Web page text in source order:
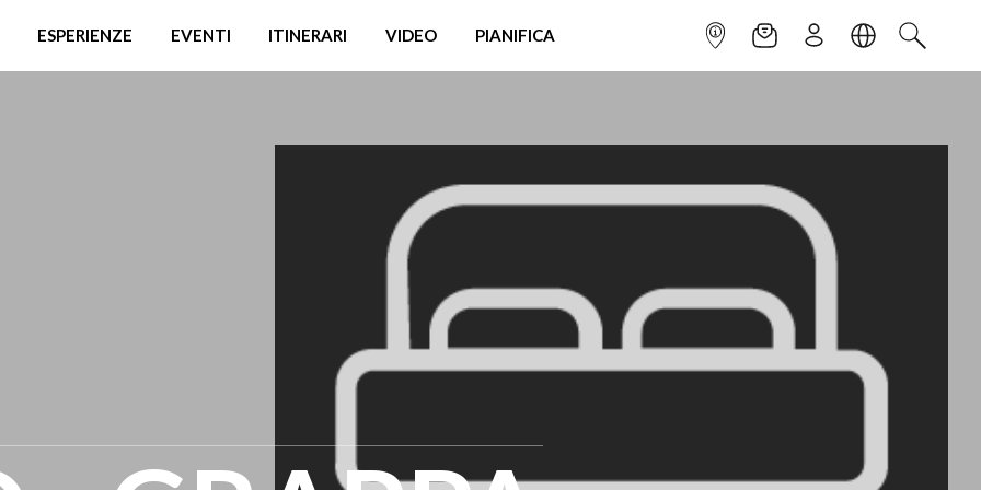
ESPERIENZE EVENTI ITINERARI VIDEO PIANIFICA INFOPOINTNEWSLETTER
ISCRIVITILINGUACERCA